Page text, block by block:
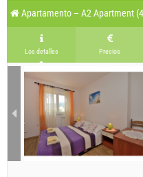
A1 Apartment (4+0) : Prices
No. personas
20 jul.
24 ago.
1 - 4
min. noches
La llegada
Cualquier
Leyenda: Las fechas con
L M X
10
11 12
17
18
Los campos marcados
Apartamento – A2 Apartment
Los detalles Precios